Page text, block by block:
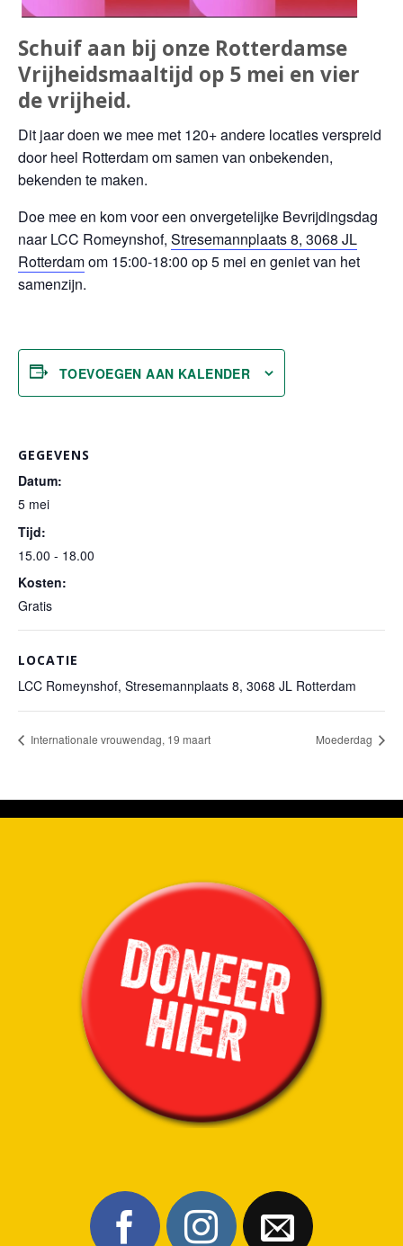
Schuif aan bij onze Rotterdamse
Vrijheidsmaaltijd op 5 mei en vier
de vrijheid.
Dit jaar doen we mee met 120+ andere locaties verspreid
door heel Rotterdam om samen van onbekenden,
bekenden te maken.
Doe mee en kom voor een onvergetelijke Bevrijdingsdag
naar LCC Romeynshof, Stresemannplaats 8, 3068 JL
Rotterdamom 15:00-18:00 op 5 mei en geniet van het
samenzijn.
TOEVOEGEN AAN KALENDER
GEGEVENS
Datum:
5 mei
Tijd:
15.00 - 18.00
Kosten:
Gratis
LOCATIE
LCC Romeynshof, Stresemannplaats 8, 3068 JL Rotterdam
Internationale vrouwendag, 19 maart Moederdag